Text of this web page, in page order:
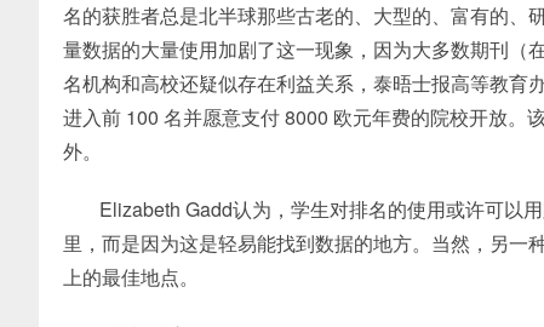
名的获胜者总是北半球那些古老的、大型的、富有的
量数据的大量使用加剧了这一现象，因为大多数期刊（
名机构和高校还疑似存在利益关系，泰晤士报高等教育
进入前 100 名并愿意支付 8000 欧元年费的院校开放。
外。
Elizabeth Gadd认为，学生对排名的使用或许可以
里，而是因为这是轻易能找到数据的地方。当然，另
上的最佳地点。